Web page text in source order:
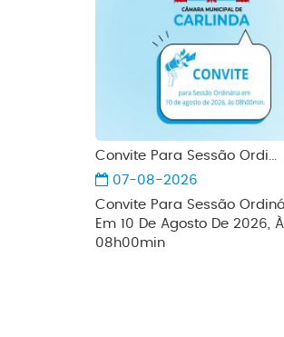
Convite Para Sessão Ordi...
07-08-2026
Convite Para Sessão
Em 10 De Agosto De 2026,
08h00min